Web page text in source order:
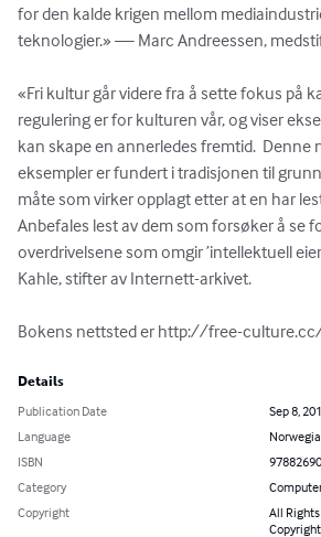
for den kalde krigen mellom
teknologier.» — Marc Andreessen,
«Fri kultur går videre fra å sette fokus på
regulering er for kulturen vår, og viser
kan skape en annerledes fremtid.  Denne
eksempler er fundert i tradisjonen til
måte som virker opplagt etter at en har
Anbefales lest av dem som forsøker å se
overdrivelsene som omgir ’intellektuell
Kahle, stifter av Internett-arkivet.
Bokens nettsted er http://free-
Details
Publication Date
Sep 8,
Language
ISBN
Category
Copyright
All